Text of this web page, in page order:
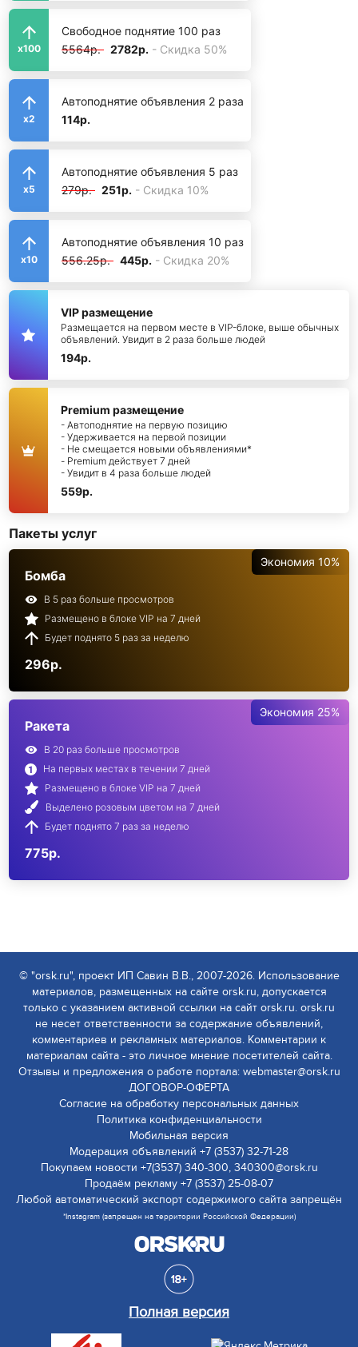
x100
Свободное поднятие 100 раз
5564р. 2782р. - Скидка 50%
x2
Автоподнятие объявления 2 раза
114р.
x5
Автоподнятие объявления 5 раз
279р. 251р. - Скидка 10%
x10
Автоподнятие объявления 10 раз
556.25р. 445р. - Скидка 20%
VIP размещение
Размещается на первом месте в VIP-блоке, выше обычных
объявлений. Увидит в 2 раза больше людей
194р.
Premium размещение
- Автоподнятие на первую позицию
- Удерживается на первой позиции
- Не смещается новыми объявлениями*
- Premium действует 7 дней
- Увидит в 4 раза больше людей
559р.
Пакеты услуг
Экономия 10%
Бомба
В 5 раз больше просмотров
Размещено в блоке VIP на 7 дней
Будет поднято 5 раз за неделю
296р.
Экономия 25%
Ракета
В 20 раз больше просмотров
На первых местах в течении 7 дней
Размещено в блоке VIP на 7 дней
Выделено розовым цветом на 7 дней
Будет поднято 7 раз за неделю
775р.
© "orsk.ru", проект ИП Савин В.В., 2007-2026. Использование
материалов, размещенных на сайте orsk.ru, допускается
только с указанием активной ссылки на сайт orsk.ru. orsk.ru
не несет ответственности за содержание объявлений,
комментариев и рекламных материалов. Комментарии к
материалам сайта - это личное мнение посетителей сайта.
Отзывы и предложения о работе портала: webmaster@orsk.ru
ДОГОВОР-ОФЕРТА
Согласие на обработку персональных данных
Политика конфиденциальности
Мобильная версия
Модерация объявлений +7 (3537) 32-71-28
Покупаем новости +7(3537) 340-300, 340300@orsk.ru
Продаём рекламу +7 (3537) 25-08-07
Любой автоматический экспорт содержимого сайта запрещён
*Instagram (запрещен на территории Российской Федерации)
Полная версия